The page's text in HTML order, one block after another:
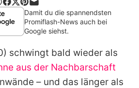
Familie & Liebe
Exklusiv
auf Promiflash
Jobs
Damit du die spannendsten
Promiflash-News auch bei
Google siehst.
schwingt bald wieder als
aus der Nachbarschaft
– und das länger als